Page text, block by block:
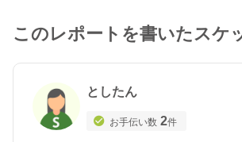
このレポートを書いたスケ
としたん
お手伝い数 2件